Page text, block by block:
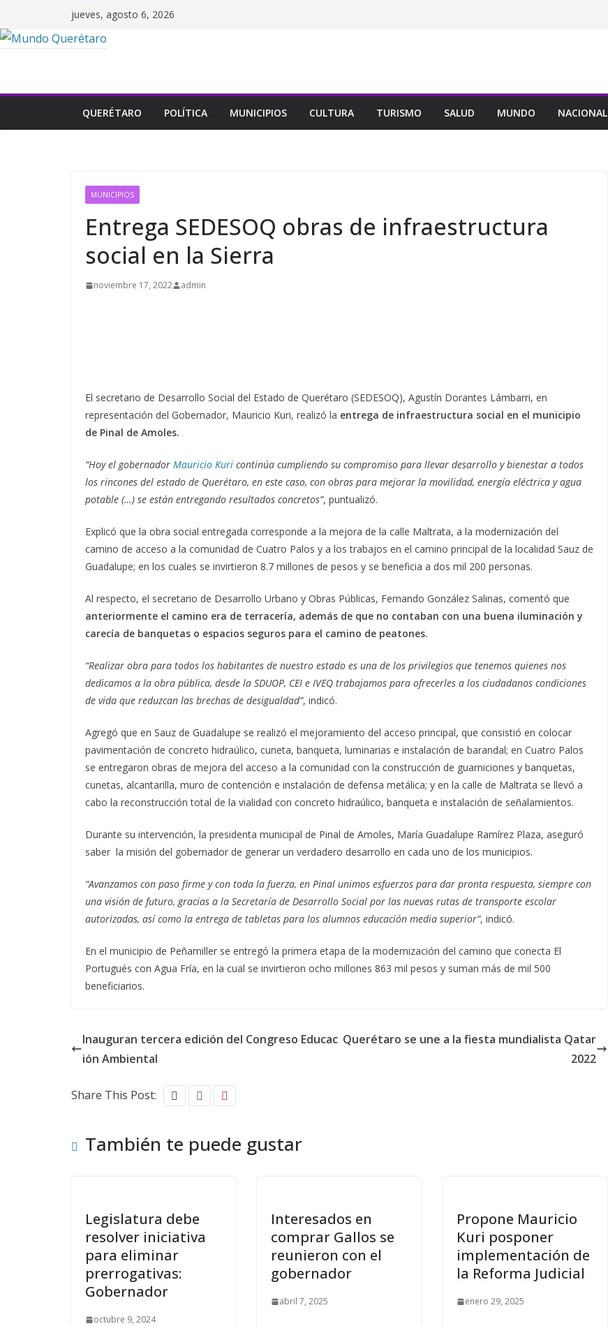
al
contenido
jueves, agosto 6, 2026
QUERÉTARO POLÍTICA MUNICIPIOS CULTURA TURISMO SALUD MUNDO NACIONAL
MUNICIPIOS
Entrega SEDESOQ obras de infraestructura
social en la Sierra
noviembre 17, 2022 admin
El secretario de Desarrollo Social del Estado de Querétaro (SEDESOQ), Agustín Dorantes Lámbarri, en
representación del Gobernador, Mauricio Kuri, realizó la entrega de infraestructura social en el municipio
de Pinal de Amoles.
“Hoy el gobernador Mauricio Kuri continúa cumpliendo su compromiso para llevar desarrollo y bienestar a todos
los rincones del estado de Querétaro, en este caso, con obras para mejorar la movilidad, energía eléctrica y agua
potable (…) se están entregando resultados concretos”, puntualizó.
Explicó que la obra social entregada corresponde a la mejora de la calle Maltrata, a la modernización del
camino de acceso a la comunidad de Cuatro Palos y a los trabajos en el camino principal de la localidad Sauz de
Guadalupe; en los cuales se invirtieron 8.7 millones de pesos y se beneficia a dos mil 200 personas.
Al respecto, el secretario de Desarrollo Urbano y Obras Públicas, Fernando González Salinas, comentó que
anteriormente el camino era de terracería, además de que no contaban con una buena iluminación y
carecía de banquetas o espacios seguros para el camino de peatones.
“Realizar obra para todos los habitantes de nuestro estado es una de los privilegios que tenemos quienes nos
dedicamos a la obra pública, desde la SDUOP, CEI e IVEQ trabajamos para ofrecerles a los ciudadanos condiciones
de vida que reduzcan las brechas de desigualdad”, indicó.
Agregó que en Sauz de Guadalupe se realizó el mejoramiento del acceso principal, que consistió en colocar
pavimentación de concreto hidraúlico, cuneta, banqueta, luminarias e instalación de barandal; en Cuatro Palos
se entregaron obras de mejora del acceso a la comunidad con la construcción de guarniciones y banquetas,
cunetas, alcantarilla, muro de contención e instalación de defensa metálica; y en la calle de Maltrata se llevó a
cabo la reconstrucción total de la vialidad con concreto hidraúlico, banqueta e instalación de señalamientos.
Durante su intervención, la presidenta municipal de Pinal de Amoles, María Guadalupe Ramírez Plaza, aseguró
saber la misión del gobernador de generar un verdadero desarrollo en cada uno de los municipios.
“Avanzamos con paso firme y con toda la fuerza, en Pinal unimos esfuerzos para dar pronta respuesta, siempre con
una visión de futuro, gracias a la Secretaría de Desarrollo Social por las nuevas rutas de transporte escolar
autorizadas, así como la entrega de tabletas para los alumnos educación media superior”, indicó.
En el municipio de Peñamiller se entregó la primera etapa de la modernización del camino que conecta El
Portugués con Agua Fría, en la cual se invirtieron ocho millones 863 mil pesos y suman más de mil 500
beneficiarios.
Inauguran tercera edición del Congreso Educac
ión Ambiental
Querétaro se une a la fiesta mundialista Qatar
2022
Share This Post:
También te puede gustar
Legislatura debe
resolver iniciativa
para eliminar
prerrogativas:
Gobernador
octubre 9, 2024
Interesados en
comprar Gallos se
reunieron con el
gobernador
abril 7, 2025
Propone Mauricio
Kuri posponer
implementación de
la Reforma Judicial
enero 29, 2025